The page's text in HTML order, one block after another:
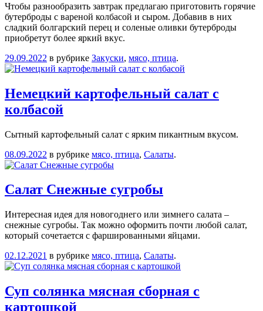
Чтобы разнообразить завтрак предлагаю приготовить горячие
бутерброды с вареной колбасой и сыром. Добавив в них
сладкий болгарский перец и соленые оливки бутерброды
приобретут более яркий вкус.
29.09.2022 в рубрике Закуски, мясо, птица.
Немецкий картофельный салат с
колбасой
Сытный картофельный салат с ярким пикантным вкусом.
08.09.2022 в рубрике мясо, птица, Салаты.
Салат Снежные сугробы
Интересная идея для новогоднего или зимнего салата –
снежные сугробы. Так можно оформить почти любой салат,
который сочетается с фаршированными яйцами.
02.12.2021 в рубрике мясо, птица, Салаты.
Суп солянка мясная сборная с
картошкой